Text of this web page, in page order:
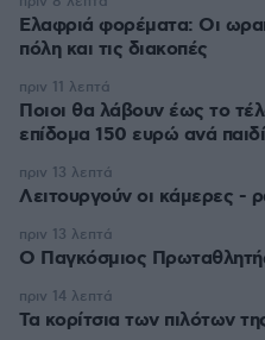
Eλαφριά φορέματα: Οι
πόλη και τις διακοπές
Ποιοι θα λάβουν έως το
επίδομα 150 ευρώ ανά
πριν 11 λεπτά
Λειτουργούν οι κάμερες -
πριν 13 λεπτά
Ο Παγκόσμιος
πριν 13 λεπτά
Τα κορίτσια των πιλότων
πριν 14 λεπτά